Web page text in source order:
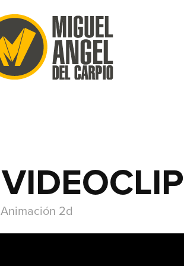
VIDEOCLIP
Animación 2d